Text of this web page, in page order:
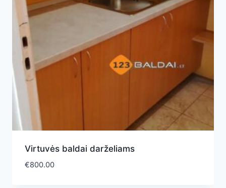
Virtuvės baldai darželiams
€800.00